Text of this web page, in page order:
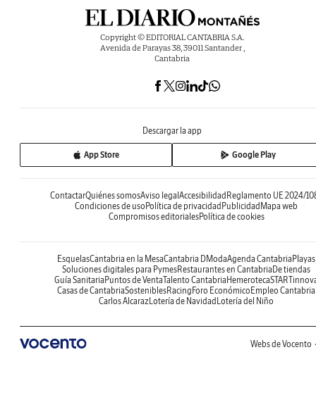
Copyright © EDITORIAL CANTABRIA S.A.
Avenida de Parayas 38, 39011 Santander ,
Cantabria
Descargar la app
App Store Google Play
ContactarQuiénes somosAviso legalAccesibilidadReglamento UE 2024/
Condiciones de usoPolítica de privacidadPublicidadMapa web
Compromisos editorialesPolítica de cookies
EsquelasCantabria en la MesaCantabria DModaAgenda CantabriaPlayas
Soluciones digitales para PymesRestaurantes en CantabriaDe tiendas
Guía SanitariaPuntos de VentaTalento CantabriaHemeroteca
Casas de CantabriaSosteniblesRacingForo EconómicoEmpleo Cantabria
Carlos AlcarazLotería de NavidadLotería del Niño
Webs de Vocento